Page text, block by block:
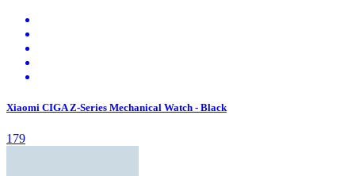
Xiaomi CIGA Z-Series Mechanical Watch - Black
179